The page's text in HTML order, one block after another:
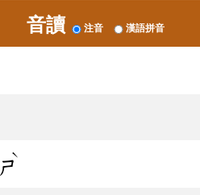
音讀 注音 漢語拼音
ㄕ
ˋ